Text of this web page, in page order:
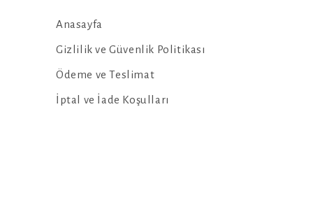
Anasayfa
Gizlilik ve Güvenlik Politikası
Ödeme ve Teslimat
İptal ve İade Koşulları